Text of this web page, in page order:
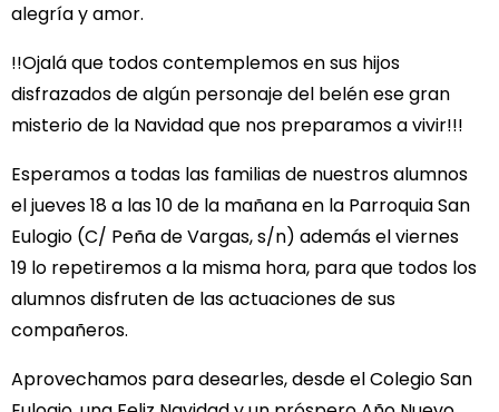
alegría y amor.
!!Ojalá que todos contemplemos en sus hijos
disfrazados de algún personaje del belén ese gran
misterio de la Navidad que nos preparamos a vivir!!!
Esperamos a todas las familias de nuestros alumnos
el jueves 18 a las 10 de la mañana en la Parroquia San
Eulogio (C/ Peña de Vargas, s/n) además el viernes
19 lo repetiremos a la misma hora, para que todos los
alumnos disfruten de las actuaciones de sus
compañeros.
Aprovechamos para desearles, desde el Colegio San